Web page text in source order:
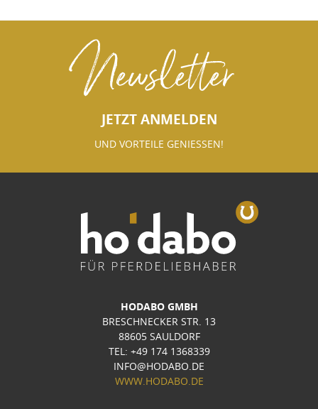
Newsletter
JETZT ANMELDEN
UND VORTEILE GENIESSEN!
HODABO GMBH
BRESCHNECKER STR. 13
88605 SAULDORF
TEL: +49 174 1368339
INFO@HODABO.DE
WWW.HODABO.DE